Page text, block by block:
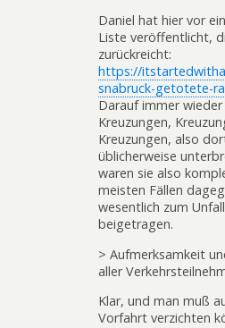
Daniel hat hier vor
Liste veröffentlicht,
zurückreicht:
https://
snabruck-getotete-
Darauf immer
Kreuzungen,
Kreuzungen, also
üblicherweise
waren sie also
meisten Fällen
wesentlich zum
beigetragen.
> Aufmerksamkeit
aller
Klar, und man muß
Vorfahrt verzichten